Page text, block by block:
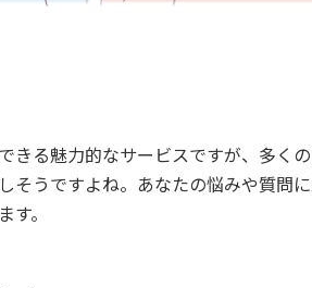
きる魅力的なサービスですが、多く
そうですよね。あなたの悩みや質問
す。